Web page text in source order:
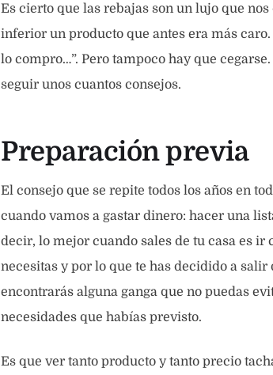
Es cierto que las rebajas son un lujo que
inferior un producto que antes era más
lo compro…”. Pero tampoco hay que
seguir unos cuantos consejos.
Preparación previa
El consejo que se repite todos los años en
cuando vamos a gastar dinero: hacer una
decir, lo mejor cuando sales de tu casa es
necesitas y por lo que te has decidido a
encontrarás alguna ganga que no puedas
necesidades que habías previsto.
Es que ver tanto producto y tanto precio